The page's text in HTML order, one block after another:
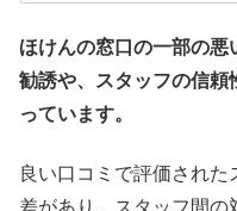
ほけんの窓口の一部の
勧誘や、スタッフの信頼
っています。
良い口コミで評価され
差があり、スタッフ間